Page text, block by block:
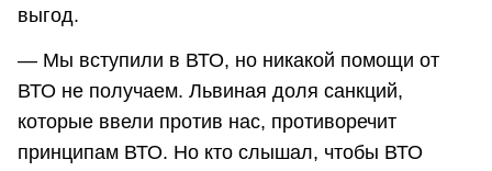
выгод.
— Мы вступили в ВТО, но никакой помощи от
ВТО не получаем. Львиная доля санкций,
которые ввели против нас, противоречит
принципам ВТО. Но кто слышал, чтобы ВТО